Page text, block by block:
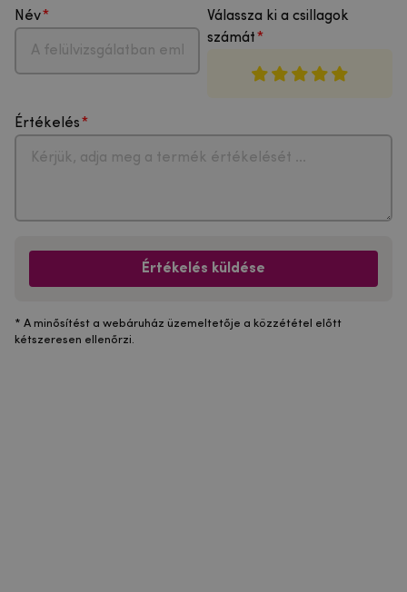
Név
Válassza ki a csillagok
számát
Értékelés
Értékelés küldése
* A minősítést a webáruház üzemeltetője a közzététel előtt
kétszeresen ellenőrzi.